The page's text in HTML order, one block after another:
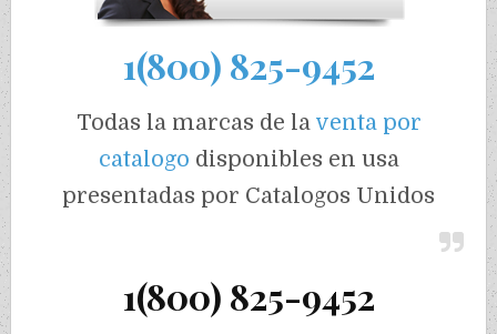
1(800) 825-9452
Todas la marcas de la venta por
catalogo disponibles en usa
presentadas por Catalogos Unidos
1(800) 825-9452